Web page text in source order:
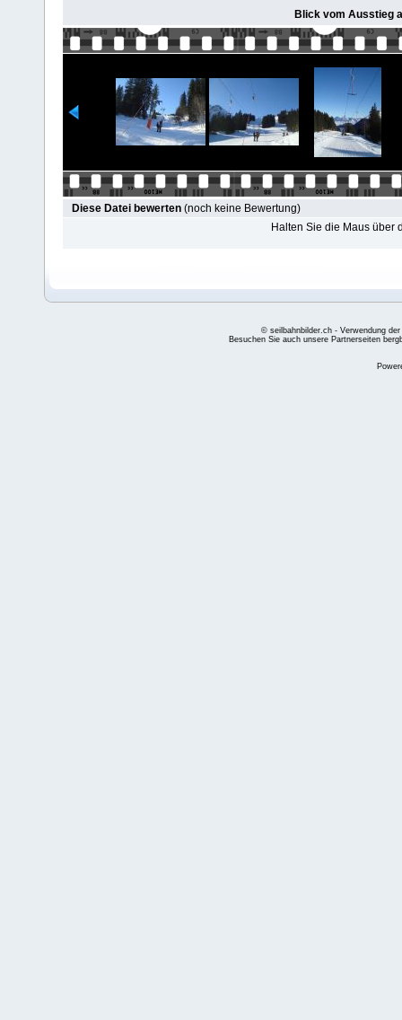
Blick vom Ausstieg
Diese Datei bewerten (noch keine Bewertung)
Halten Sie die Maus über
© seilbahnbilder.ch - Verwendung
Besuchen Sie auch unsere Partnerseiten